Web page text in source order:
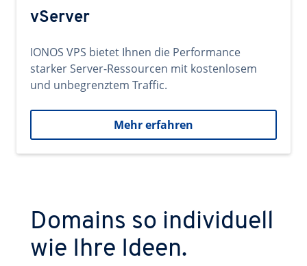
vServer
IONOS VPS bietet Ihnen die Performance
starker Server-Ressourcen mit kostenlosem
und unbegrenztem Traffic.
Mehr erfahren
Domains so individuell
wie Ihre Ideen.